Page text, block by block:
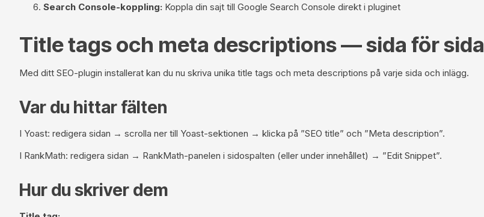
Search Console-koppling: Koppla din sajt till Google Search Console direkt i pluginet
Title tags och meta descriptions — sida för sida
Med ditt SEO-plugin installerat kan du nu skriva unika title tags och meta descriptions på varje sida och inlägg.
Var du hittar fälten
I Yoast: redigera sidan → scrolla ner till Yoast-sektionen → klicka på ”SEO title” och ”Meta description”.
I RankMath: redigera sidan → RankMath-panelen i sidospalten (eller under innehållet) → ”Edit Snippet”.
Hur du skriver dem